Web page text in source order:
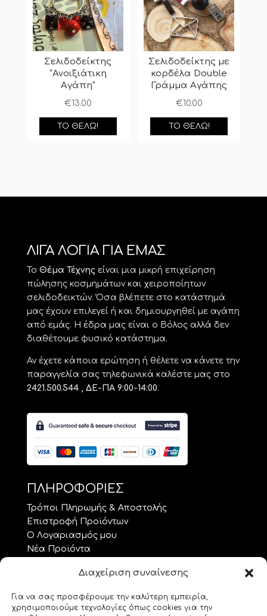
Διαχείριση συναίνεσης
Για να σας προσφέρουμε την καλύτερη εμπειρία,
χρησιμοποιούμε τεχνολογίες όπως cookies για την
Σελιδοδείκτης
“Ανοιξιάτικη
Αγάπη”
€13.00
ΤΟ ΘΈΛΩ!
Σελιδοδείκτης με
κορδέλα Double
Γράμμα Αγάπης
€10.00
ΤΟ ΘΈΛΩ!
ΛΙΓΑ ΛΟΓΙΑ ΓΙΑ ΕΜΑΣ
Το Θέμα Τέχνηςείναι μια μικρή επιχείρηση
πώλησης κοσμημάτων και χειροποίητων
σελιδοδεικτών. Όσα βλέπετε στο κατάστημά
μας έχουν επιλεγεί ή και δημιουργηθεί με αγάπη
από εμάς. Η έδρα μας είναι ο Βόλος αλλά δεν
διαθέτουμε φυσικό κατάστημα.
Αν έχετε κάποια ερώτηση ή θέλετε να κάνετε την
παραγγελία σας τηλεφωνικά καλέστε μας στο
2421.500.544 , ΔΕ-ΠΑ 9:00-14:00.
ΠΛΗΡΟΦΟΡΙΕΣ
Τρόποι Πληρωμής & Αποστολής
Επιστροφή Προϊόντων
Ο Λογαριασμός μου
Νέα Προϊόντα
Όροι Χρήσης – GDPR